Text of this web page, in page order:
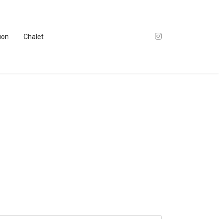
Chalet